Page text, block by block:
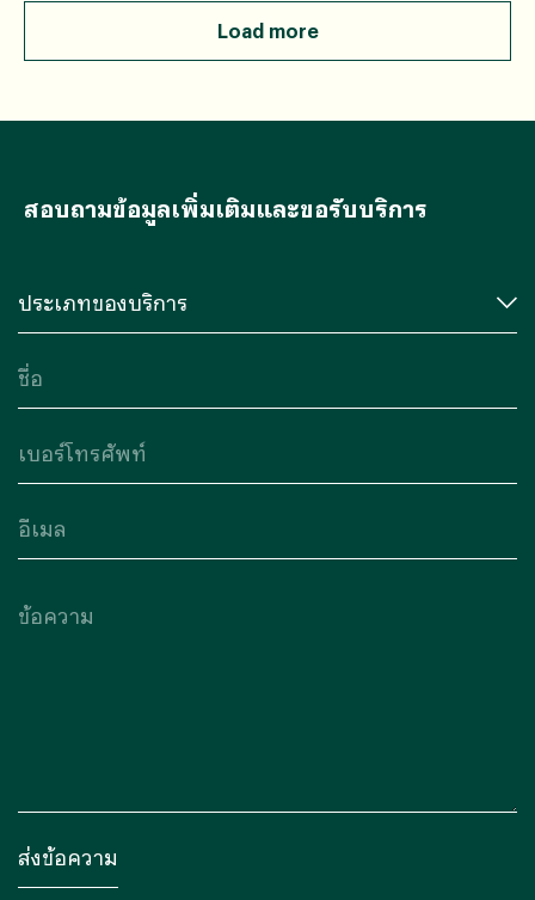
เกี่ยวข้องกับวิถีชีวิตเชิงศาสนาและสังคมด้วย
Load more
สอบถามข้อมูลเพิ่มเติมและขอรับบริการ